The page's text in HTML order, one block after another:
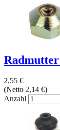
Radmutter
2,55 €
(Netto 2,14 €)
Anzahl